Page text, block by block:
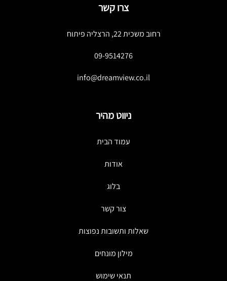
צרו קשר
רחוב משכית 22, הרצליה פיתוח
09-9514276
info@dreamview.co.il
ניווט מהיר
עמוד הבית
אודות
בלוג
צור קשר
שאלות ותשובות נפוצות
מילון מונחים
תנאי שימוש